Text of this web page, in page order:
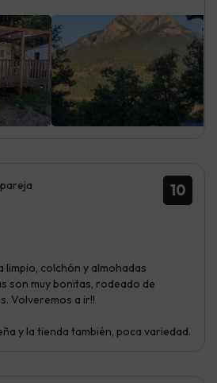
10
limpio, colchón y almohadas
son muy bonitas, rodeado de
Volveremos a ir!!
y la tienda también, poca variedad.